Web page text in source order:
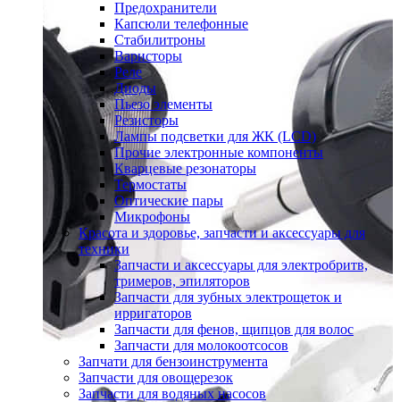
Предохранители
Капсюли телефонные
Стабилитроны
Варисторы
Реле
Диоды
Пьезо элементы
Резисторы
Лампы подсветки для ЖК (LCD)
Прочие электронные компоненты
Кварцевые резонаторы
Термостаты
Оптические пары
Микрофоны
Красота и здоровье, запчасти и аксессуары для
техники
Запчасти и аксессуары для электробритв,
тримеров, эпиляторов
Запчасти для зубных электрощеток и
ирригаторов
Запчасти для фенов, щипцов для волос
Запчасти для молокоотсосов
Запчати для бензоинструмента
Запчасти для овощерезок
Запчасти для водяных насосов